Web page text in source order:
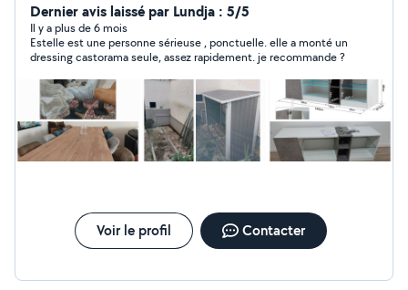
de meuble Pose de sol (hors carrelages) Peintures
Entretien de jardin..... Organisée, sérieuse et
méticuleuse, le tout dans le respect de votre
environnement et avec le matériel nécessaire. N'hésitez
pas à me contacter. Merci Estelle
Dernier avis laissé par Lundja : 5/5
Il y a plus de 6 mois
Estelle est une personne sérieuse , ponctuelle. elle a monté un
dressing castorama seule, assez rapidement. je recommande ?
Voir le profil Contacter